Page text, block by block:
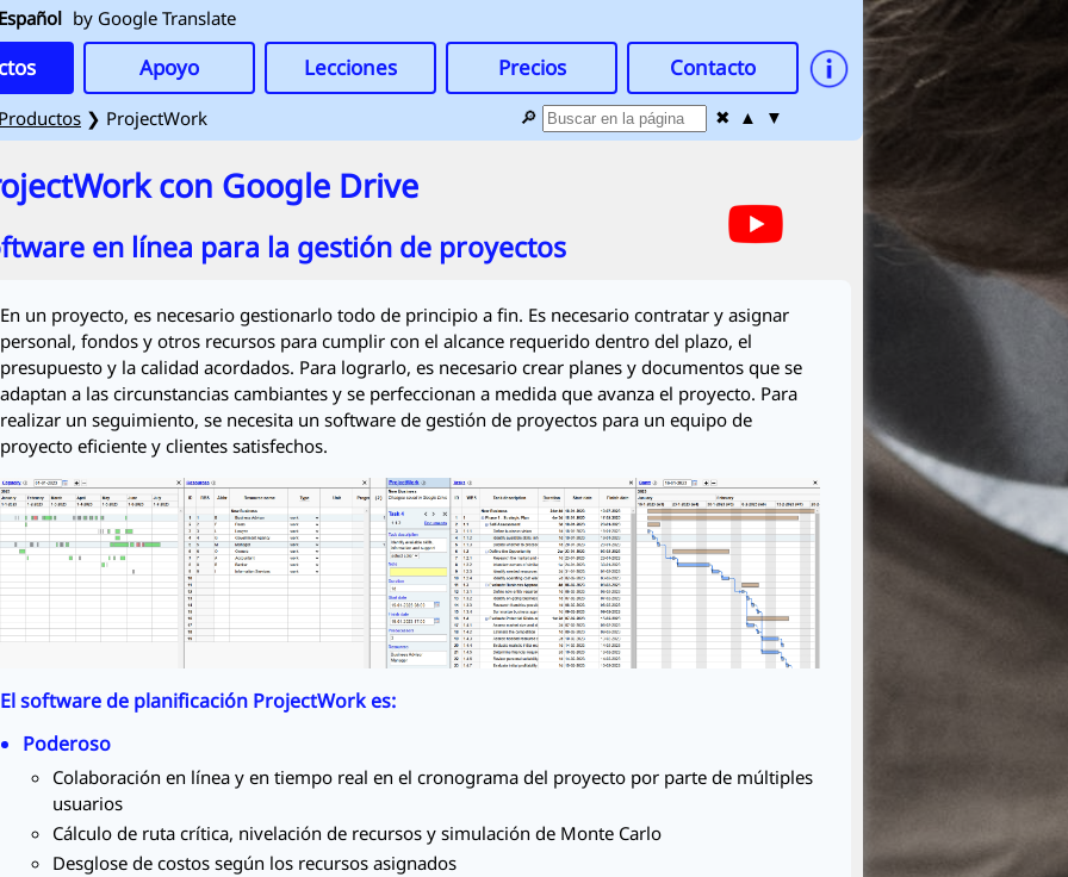
by Google Translate
Apoyo Lecciones Precios Contacto
❯ ProjectWork 🔎 ✖ ▲ ▼
con Google Drive
en línea para la gestión de proyectos
En un proyecto, es necesario gestionarlo todo de principio a fin. Es necesario contratar y asignar
personal, fondos y otros recursos para cumplir con el alcance requerido dentro del plazo, el
presupuesto y la calidad acordados. Para lograrlo, es necesario crear planes y documentos que se
adaptan a las circunstancias cambiantes y se perfeccionan a medida que avanza el proyecto. Para
realizar un seguimiento, se necesita un software de gestión de proyectos para un equipo de
proyecto eficiente y clientes satisfechos.
El software de planificación ProjectWorkes:
Poderoso
Colaboración en línea y en tiempo real en el cronograma del proyecto por parte de múltiples
usuarios
Cálculo de ruta crítica, nivelación de recursos y simulación de Monte Carlo
Desglose de costos según los recursos asignados